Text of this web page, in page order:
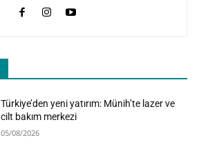
Türkiye’den yeni yatırım: Münih’te lazer ve
cilt bakım merkezi
05/08/2026